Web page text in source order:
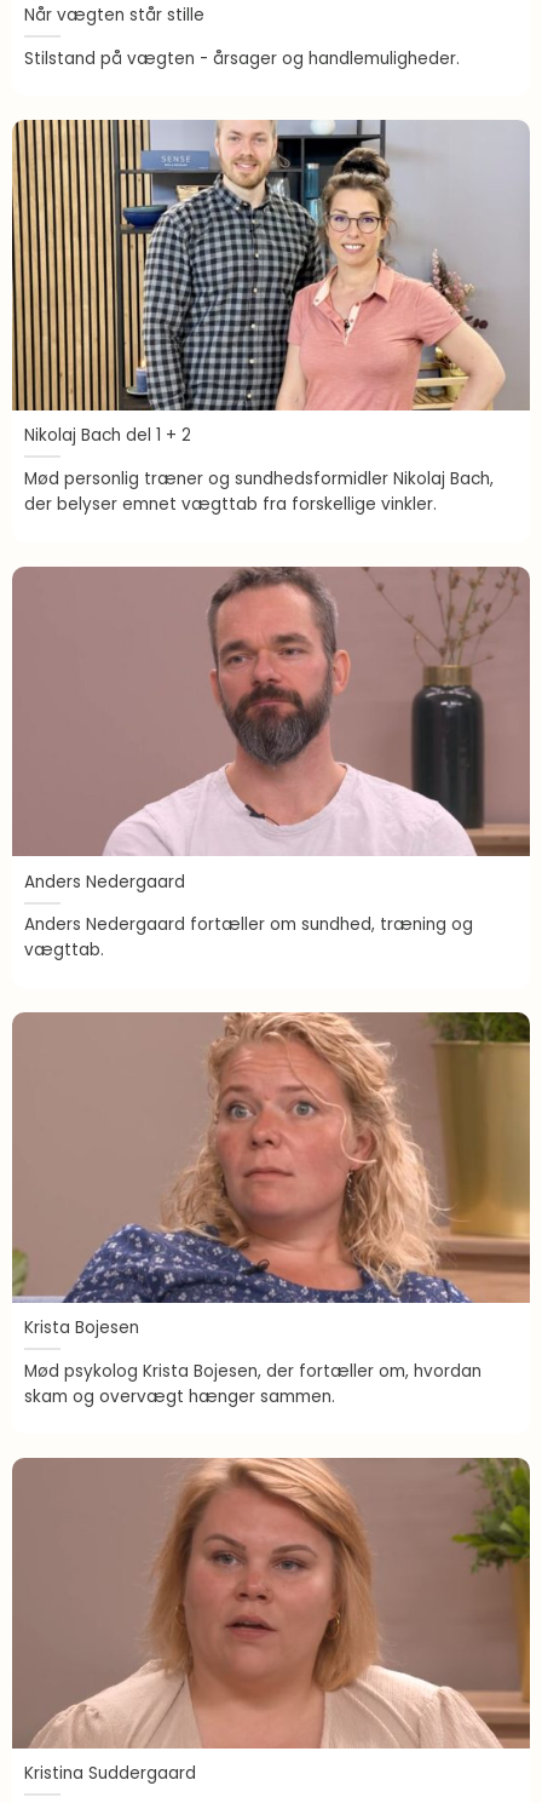
Når vægten står stille
Stilstand på vægten - årsager og handlemuligheder.
Nikolaj Bach del 1 + 2
Mød personlig træner og sundhedsformidler Nikolaj Bach,
der belyser emnet vægttab fra forskellige vinkler.
Anders Nedergaard
Anders Nedergaard fortæller om sundhed, træning og
vægttab.
Krista Bojesen
Mød psykolog Krista Bojesen, der fortæller om, hvordan
skam og overvægt hænger sammen.
Kristina Suddergaard